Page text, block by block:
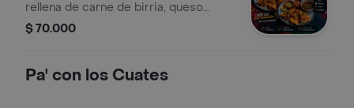
rellena de carne de birria, queso
mozzarella y camarones salteados,
gallo y guacamole. junto con 2
$ 70.000
Pa' con los Cuates